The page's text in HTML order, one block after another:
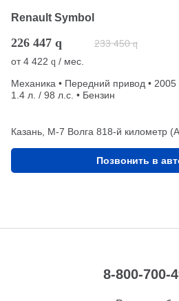
Renault Symbol
226 447 q 233 450 q
от4 422 q / мес.
Механика • Передний привод • 2005
1.4 л. / 98 л.с. • Бензин
Казань, М-7 Волга 818-й километр
Позвонить в
8-800-700-